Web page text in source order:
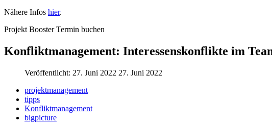
Nähere Infos hier.
Projekt Booster Termin buchen
Konfliktmanagement: Interessenskonflikte im
Veröffentlicht: 27. Juni 2022 27. Juni 2022
projektmanagement
tipps
Konfliktmanagement
bigpicture